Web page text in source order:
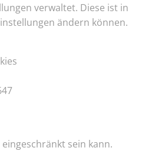
verwaltet. Diese ist in
ändern können.
sein kann.